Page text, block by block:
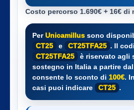
Costo percorso 1.690€ + 16€ di
PerUnicamillus sono
CT25
e CT25TFA25 . Il
CT25TFA25
è riservato agli
sostegno in Italia a partire dal
consente lo sconto di 100€.
casi puoi indicare
CT25 .